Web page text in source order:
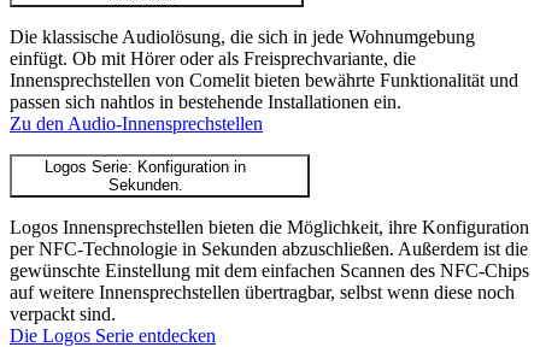
Die klassische Audiolösung, die sich in jede Wohnumgebung
einfügt. Ob mit Hörer oder als Freisprechvariante, die
Innensprechstellen von Comelit bieten bewährte Funktionalität und
passen sich nahtlos in bestehende Installationen ein.
Zu den Audio-Innensprechstellen
Logos Serie: Konfiguration in
Sekunden.
Logos Innensprechstellen bieten die Möglichkeit, ihre Konfiguration
per NFC-Technologie in Sekunden abzuschließen. Außerdem ist die
gewünschte Einstellung mit dem einfachen Scannen des NFC-Chips
auf weitere Innensprechstellen übertragbar, selbst wenn diese noch
verpackt sind.
Die Logos Serie entdecken